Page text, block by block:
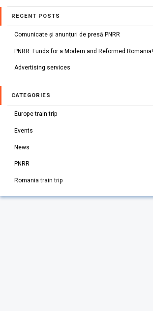
RECENT POSTS
Comunicate și anunțuri de presă PNRR
PNRR: Funds for a Modern and Reformed Romania!
Advertising services
CATEGORIES
Europe train trip
Events
News
PNRR
Romania train trip